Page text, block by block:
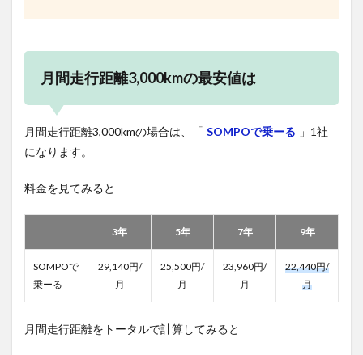
月間走行距離3,000kmの最安値は
月間走行距離3,000kmの場合は、「 SOMPOで乗ーる 」1社
になります。
料金を見てみると
3年 5年 7年 9年
SOMPOで
乗ーる
29,140円/
月
25,500円/
月
23,960円/
月
22,440円/
月
月間走行距離をトータルで計算してみると